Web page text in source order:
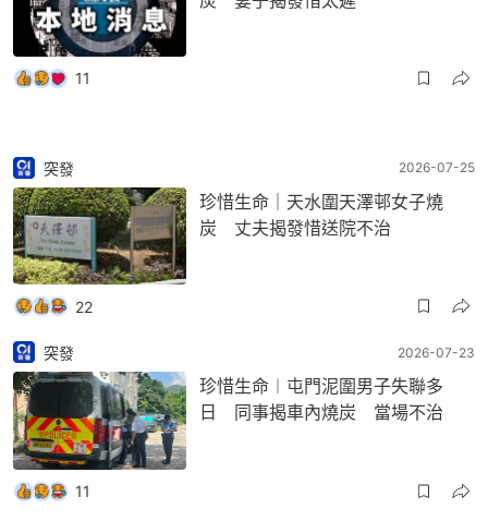
11
突發 2026-07-25
珍惜生命｜天水圍天澤邨女子燒
炭 丈夫揭發惜送院不治
22
突發 2026-07-23
珍惜生命︱屯門泥圍男子失聯多
日 同事揭車內燒炭 當場不治
11